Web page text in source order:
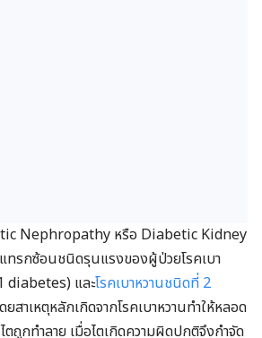
Nephropathy หรือ Diabetic Kidney
ทรกซ้อนชนิดรุนแรงของผู้ป่วยโรคเบา
diabetes) และโรคเบาหวานชนิดที่ 2
าเหตุหลักเกิดจากโรคเบาหวานทำให้หลอด
ตถูกทำลาย เมื่อไตเกิดความผิดปกติจึงกำจัด